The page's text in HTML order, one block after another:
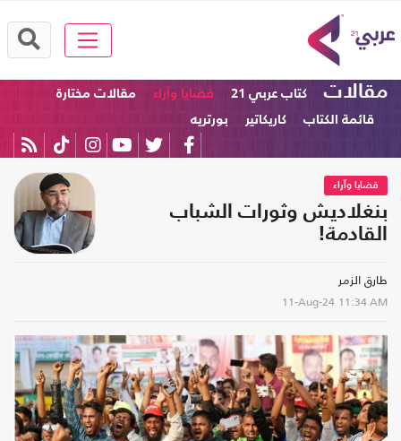
مقالات كتاب عربي 21 قضايا وآراء
مقالات مختارة
قائمة الكتاب
كاريكاتير بورتريه
قضايا وآراء
بنغلاديش وثورات الشباب
القادمة!
طارق الزمر
11-Aug-24 11:34 AM